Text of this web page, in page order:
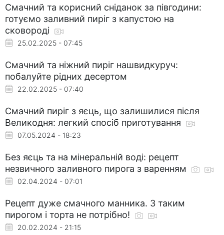
Смачний та корисний сніданок за півгодини:
готуємо заливний пиріг з капустою на
сковороді
25.02.2025 - 07:45
Смачний та ніжний пиріг нашвидкуруч:
побалуйте рідних десертом
22.02.2025 - 07:40
Смачний пиріг з яєць, що залишилися після
Великодня: легкий спосіб приготування
07.05.2024 - 18:23
Без яєць та на мінеральній воді: рецепт
незвичного заливного пирога з варенням
02.04.2024 - 07:01
Рецепт дуже смачного манника. З таким
пирогом і торта не потрібно!
20.02.2024 - 21:15